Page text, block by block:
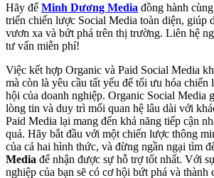
Hãy để Minh Dương Media đồng hành
triển chiến lược Social Media toàn diện, giúp
vươn xa và bứt phá trên thị trường. Liên hệ
tư vấn miễn phí!
Việc kết hợp Organic và Paid Social Media
mà còn là yêu cầu tất yếu để tối ưu hóa chiến
hội của doanh nghiệp. Organic Social Media
lòng tin và duy trì mối quan hệ lâu dài với
Paid Media lại mang đến khả năng tiếp cận
quả. Hãy bắt đầu với một chiến lược thông
của cả hai hình thức, và đừng ngần ngại tìm
Media để nhận được sự hỗ trợ tốt nhất. Với
nghiệp của bạn sẽ có cơ hội bứt phá và